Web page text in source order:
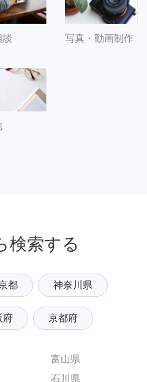
談 写真・動画制作
検索する
都 神奈川県
府 京都府
富山県
石川県